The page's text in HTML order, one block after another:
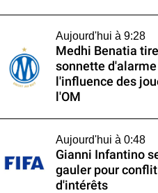
Aujourd'hui à 9:28
Medhi Benatia
sonnette
l'influence des
l'OM
Aujourd'hui à 0:48
Gianni Infantino
gauler pour conflit
d'intérêts